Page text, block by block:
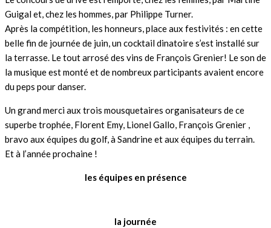
Guigal et, chez les hommes, par Philippe Turner.
Après la compétition, les honneurs, place aux festivités : en cette
belle fin de journée de juin, un cocktail dinatoire s’est installé sur
la terrasse. Le tout arrosé des vins de François Grenier! Le son de
la musique est monté et de nombreux participants avaient encore
du peps pour danser.
Un grand merci aux trois mousquetaires organisateurs de ce
superbe trophée, Florent Emy, Lionel Gallo, François Grenier ,
bravo aux équipes du golf, à Sandrine et aux équipes du terrain.
Et à l’année prochaine !
les équipes en présence
la journée